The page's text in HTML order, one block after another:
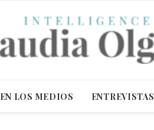
EN LOS MEDIOS ENTREVISTAS